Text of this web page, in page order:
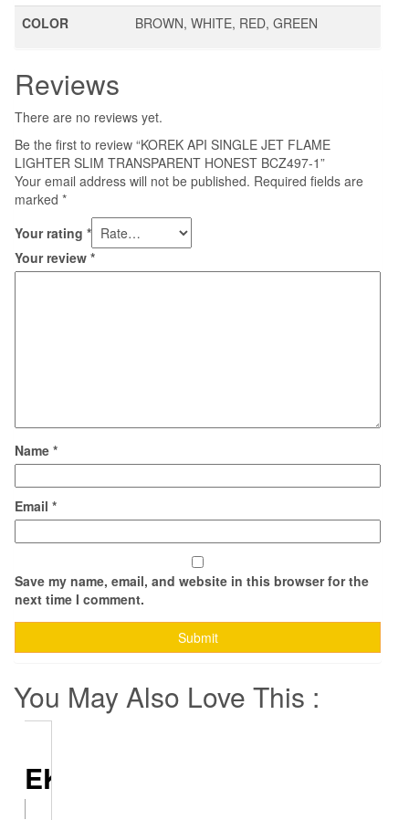
COLOR
BROWN, WHITE, RED, GREEN
Reviews
There are no reviews yet.
Be the first to review “KOREK API SINGLE JET FLAME
LIGHTER SLIM TRANSPARENT HONEST BCZ497-1”
Your email address will not be published. Required fields are
marked *
Your rating *
Your review *
Name *
Email *
Save my name, email, and website in this browser for the
next time I comment.
You May Also Love This :